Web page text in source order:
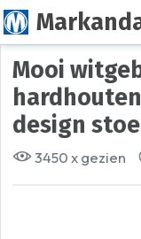
Mooi witgebeitste
design
3450 x gezien